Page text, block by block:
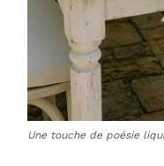
Une touche de poésie